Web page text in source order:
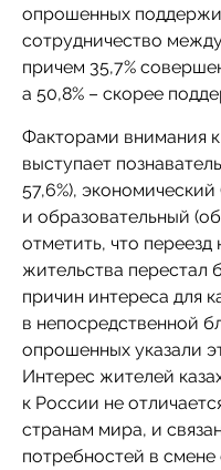
опрошенных
сотрудничество
причем 35,7%
а 50,8% – скорее
Факторами внимания
выступает
57,6%),
и образовательный
отметить, что
жительства перестал
причин интереса для
в непосредственной
опрошенных указали
Интерес жителей
к России не
странам мира, и
потребностей в